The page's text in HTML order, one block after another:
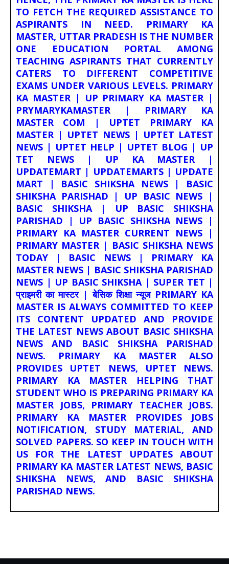
TO FETCH THE REQUIRED ASSISTANCE TO
ASPIRANTS IN NEED. PRIMARY KA
MASTER, UTTAR PRADESH IS THE NUMBER
ONE EDUCATION PORTAL AMONG
TEACHING ASPIRANTS THAT CURRENTLY
CATERS TO DIFFERENT COMPETITIVE
EXAMS UNDER VARIOUS LEVELS. PRIMARY
KA MASTER | UP PRIMARY KA MASTER |
PRYMARYKAMASTER | PRIMARY KA
MASTER COM | UPTET PRIMARY KA
MASTER | UPTET NEWS | UPTET LATEST
NEWS | UPTET HELP | UPTET BLOG | UP
TET NEWS | UP KA MASTER |
UPDATEMART | UPDATEMARTS | UPDATE
MART | BASIC SHIKSHA NEWS | BASIC
SHIKSHA PARISHAD | UP BASIC NEWS |
BASIC SHIKSHA | UP BASIC SHIKSHA
PARISHAD | UP BASIC SHIKSHA NEWS |
PRIMARY KA MASTER CURRENT NEWS |
PRIMARY MASTER | BASIC SHIKSHA NEWS
TODAY | BASIC NEWS | PRIMARY KA
MASTER NEWS | BASIC SHIKSHA PARISHAD
NEWS | UP BASIC SHIKSHA | SUPER TET |
प्राइमरी का मास्टर | बेसिक शिक्षा न्यूज PRIMARY KA
MASTER IS ALWAYS COMMITTED TO KEEP
ITS CONTENT UPDATED AND PROVIDE
THE LATEST NEWS ABOUT BASIC SHIKSHA
NEWS AND BASIC SHIKSHA PARISHAD
NEWS. PRIMARY KA MASTER ALSO
PROVIDES UPTET NEWS, UPTET NEWS.
PRIMARY KA MASTER HELPING THAT
STUDENT WHO IS PREPARING PRIMARY KA
MASTER JOBS, PRIMARY TEACHER JOBS.
PRIMARY KA MASTER PROVIDES JOBS
NOTIFICATION, STUDY MATERIAL, AND
SOLVED PAPERS. SO KEEP IN TOUCH WITH
US FOR THE LATEST UPDATES ABOUT
PRIMARY KA MASTER LATEST NEWS, BASIC
SHIKSHA NEWS, AND BASIC SHIKSHA
PARISHAD NEWS.